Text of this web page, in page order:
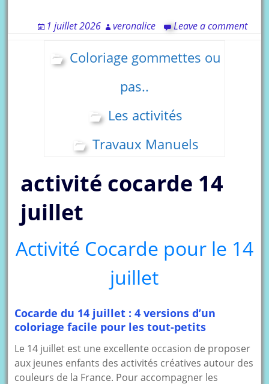
1 juillet 2026 veronalice Leave a comment
Coloriage gommettes ou
pas..
Les activités
Travaux Manuels
activité cocarde 14
juillet
Activité Cocarde pour le 14
juillet
Cocarde du 14 juillet : 4 versions d’un
coloriage facile pour les tout-petits
Le 14 juillet est une excellente occasion de proposer
aux jeunes enfants des activités créatives autour des
couleurs de la France. Pour accompagner les